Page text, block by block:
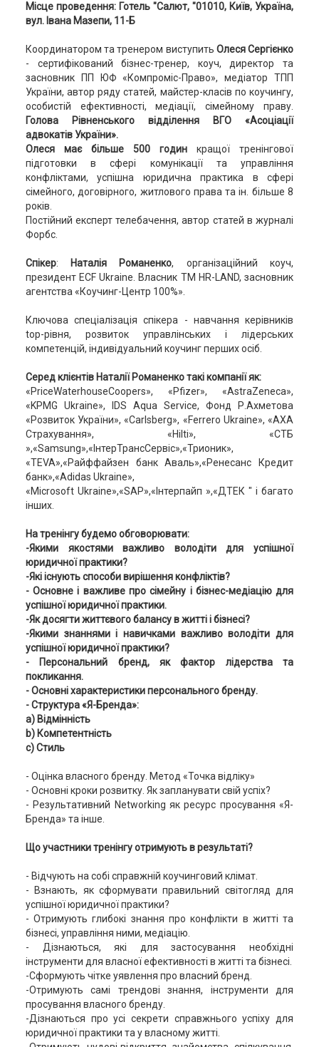
Місце проведення: Готель "Салют, "01010, Київ, Україна,
вул. Івана Мазепи, 11-Б
Координатором та тренером виступить Олеся Сергієнко
- сертифікований бізнес-тренер, коуч, директор та
засновник ПП ЮФ «Компроміс-Право», медіатор ТПП
України, автор ряду статей, майстер-класів по коучингу,
особистій ефективності, медіації, сімейному праву.
Голова Рівненського відділення ВГО «Асоціації
адвокатів України».
Олеся має більше 500 годин кращої тренінгової
підготовки в сфері комунікації та управління
конфліктами, успішна юридична практика в сфері
сімейного, договірного, житлового права та ін. більше 8
років.
Постійний експерт телебачення, автор статей в журналі
Форбс.
Спікер: Наталія Романенко, організаційний коуч,
президент ECF Ukraine. Власник ТМ HR-LAND, засновник
агентства «Коучинг-Центр 100%».
Ключова спеціалізація спікера - навчання керівників
top-рівня, розвиток управлінських і лідерських
компетенцій, індивідуальний коучинг перших осіб.
Серед клієнтів Наталії Романенко такі компанії як:
«PriceWaterhouseCoopers», «Pfizer», «AstraZeneca»,
«KPMG Ukraine», IDS Aqua Service, Фонд Р.Ахметова
«Розвиток України», «Carlsberg», «Ferrero Ukraine», «АХА
Страхування», «Hilti», «СТБ
»,«Samsung»,«ІнтерТрансСервіс»,«Трионик»,
«ТЕVA»,«Райффайзен банк Аваль»,«Ренесанс Кредит
банк»,«Adidas Ukraine»,
«Microsoft Ukraine»,«SAP»,«Інтерпайп »,«ДТЕК " і багато
інших.
На тренінгу будемо обговорювати:
-Якими якостями важливо володіти для успішної
юридичної практики?
-Які існують способи вирішення конфліктів?
- Основне і важливе про сімейну і бізнес-медіацію для
успішної юридичної практики.
-Як досягти життєвого балансу в житті і бізнесі?
-Якими знаннями і навичками важливо володіти для
успішної юридичної практики?
- Персональний бренд, як фактор лідерства та
покликання.
- Основні характеристики персонального бренду.
- Структура «Я-Бренда»:
a) Відмінність
b) Компетентність
c) Стиль
- Оцінка власного бренду. Метод «Точка відліку»
- Основні кроки розвитку. Як запланувати свій успіх?
- Результативний Networking як ресурс просування «Я-
Бренда» та інше.
Що участники тренінгу отримують в результаті?
- Відчують на собі справжній коучинговий клімат.
- Взнають, як сформувати правильний світогляд для
успішної юридичної практики?
- Отримують глибокі знання про конфлікти в житті та
бізнесі, управління ними, медіацію.
- Дізнаються, які для застосування необхідні
інструменти для власної ефективності в житті та бізнесі.
-Сформують чітке уявлення про власний бренд.
-Отримують самі трендові знання, інструменти для
просування власного бренду.
-Дізнаються про усі секрети справжнього успіху для
юридичної практики та у власному житті.